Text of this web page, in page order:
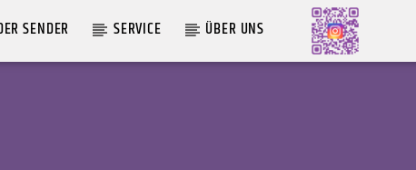
SENDER SERVICE ÜBER UNS